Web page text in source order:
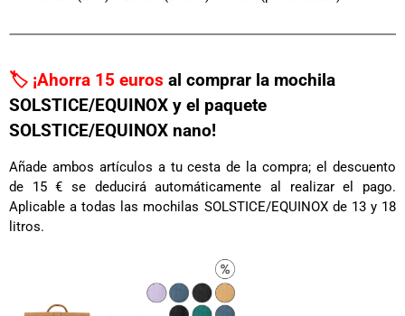
🏷️ ¡Ahorra 15 euros al comprar la mochila
SOLSTICE/EQUINOX y el paquete
SOLSTICE/EQUINOX nano!
Añade ambos artículos a tu cesta de la compra; el descuento
de 15 € se deducirá automáticamente al realizar el pago.
Aplicable a todas las mochilas SOLSTICE/EQUINOX de 13 y 18
litros.